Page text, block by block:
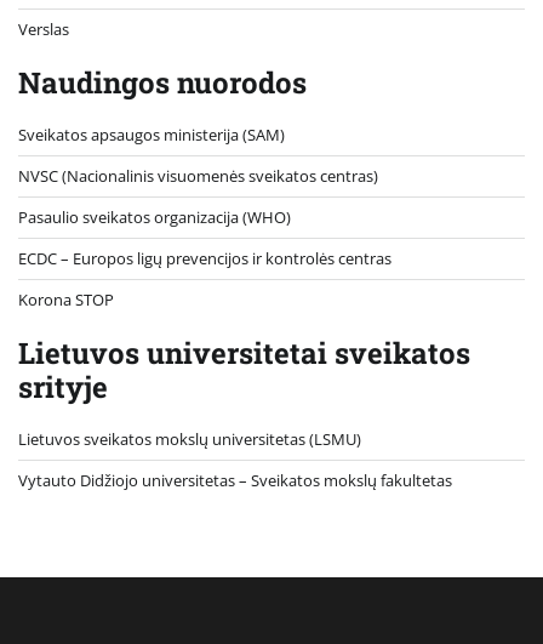
Verslas
Naudingos nuorodos
Sveikatos apsaugos ministerija (SAM)
NVSC (Nacionalinis visuomenės sveikatos centras)
Pasaulio sveikatos organizacija (WHO)
ECDC – Europos ligų prevencijos ir kontrolės centras
Korona STOP
Lietuvos universitetai sveikatos
srityje
Lietuvos sveikatos mokslų universitetas (LSMU)
Vytauto Didžiojo universitetas– Sveikatos mokslų fakultetas